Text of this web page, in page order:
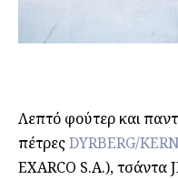
Λεπτό φούτερ και
πέτρεςDYRBERG/KERN
EXARCO S.A.), τσάντα